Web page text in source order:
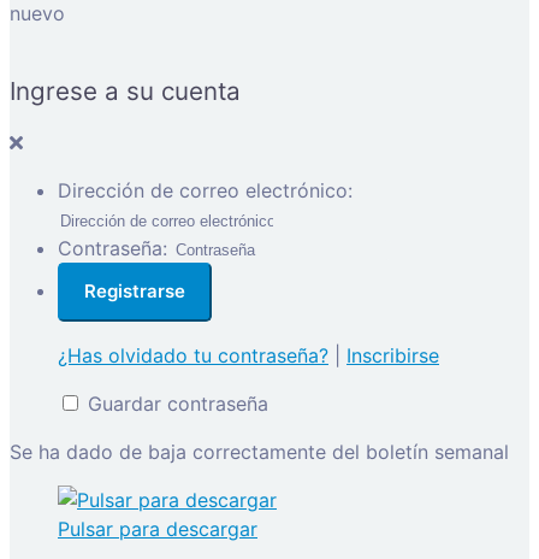
nuevo
Ingrese a su cuenta
Dirección de correo electrónico:
Contraseña:
¿Has olvidado tu contraseña?
Inscribirse
Guardar contraseña
Se ha dado de baja correctamente del boletín semanal
Pulsar para descargar